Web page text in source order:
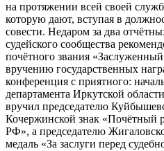
на протяжении всей своей
которую дают, вступая в
совести. Недаром за два
судейского сообщества
почётного звания
вручению государственных
конференция с приятного:
департамента Иркутской
вручил председателю
Кочержинской знак «Почётный
РФ», а председателю
медаль «За заслуги перед